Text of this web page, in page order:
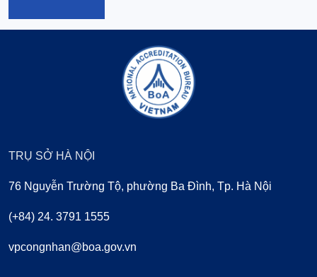
TRỤ SỞ HÀ NỘI
76 Nguyễn Trường Tộ, phường Ba Đình, Tp. Hà Nội
(+84) 24. 3791 1555
vpcongnhan@boa.gov.vn